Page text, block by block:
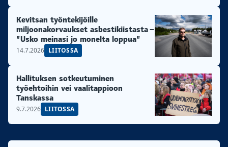
Kevitsan työntekijöille
miljoonakorvaukset asbestikiistasta –
”Usko meinasi jo monelta loppua”
14.7.2026 LIITOSSA
Hallituksen sotkeutuminen
työehtoihin vei vaalitappioon
Tanskassa
9.7.2026 LIITOSSA